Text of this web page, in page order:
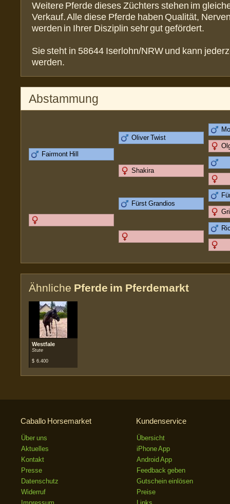
Weitere Pferde dieses Züchters stehen im
Verkauf. Alle diese Pferde haben Qualität,
werden in Ihrer Disziplin sehr gut gefördert.
Sie steht in 58644 Iserlohn/NRW und kann
werden.
Abstammung
Fairmont Hill
Oliver Twist
Shakira
Fürst Grandios
Ähnliche Pferde im Pferdemarkt
Westfale
Stute
$ 6.400
Caballo Horsemarket
Über uns
Aktuelles
Kontakt
Presse
Datenschutz
Widerruf
Kundenservice
Übersicht
iPhone App
Android App
Feedback geben
Gutschein einlösen
Preise